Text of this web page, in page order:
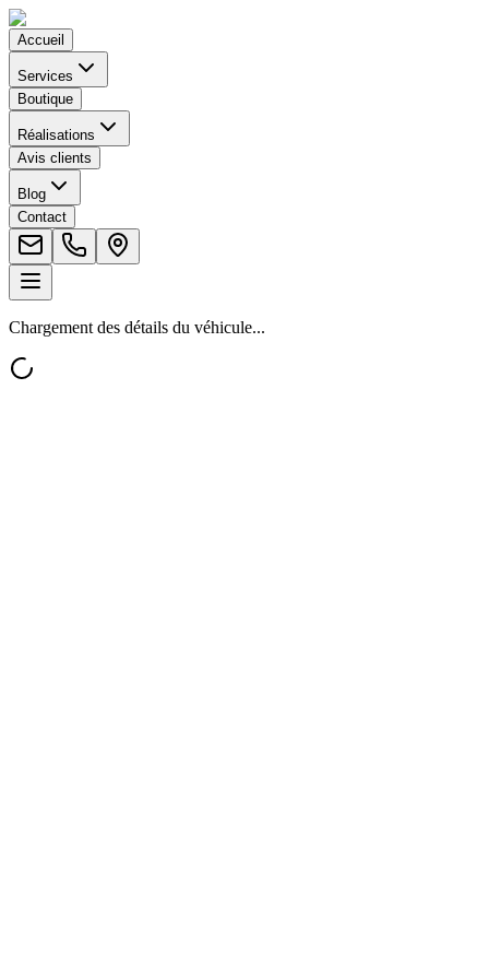
Accueil
Services
Boutique
Réalisations
Avis clients
Blog
Contact
Chargement des détails du véhicule...